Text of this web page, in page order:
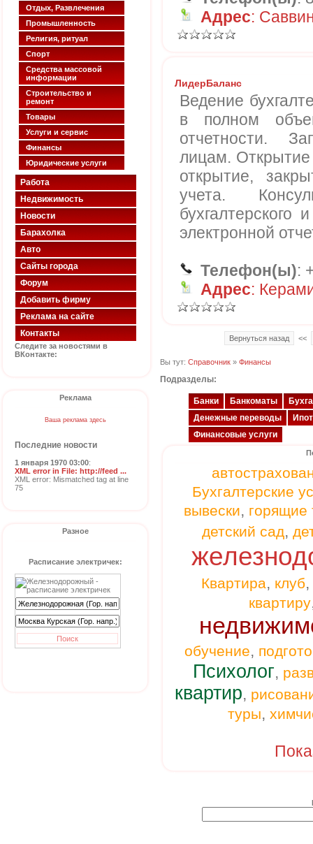
Отдых, Развлечения
Промышленность
Религия, ритуал
Спорт
Средства массовой
информации
Строительство и
ремонт
Товары
Услуги и сервис
Финансы
Юридические услуги
Работа
Недвижимость
Новости
Барахолка
Авто
Сайты города
Форум
Добавить фирму
Реклама на сайте
Контакты
Следите за новостями в
ВКонтакте:
Реклама
Ваша реклама здесь
Последние новости
1 января 1970 03:00:
XML error in File: http://feed ...
XML error: Mismatched tag at line
75
Разное
Расписание электричек:
Адрес:
ЛидерБаланс
Ведение
в полном
отчетности.
лицам.
открытие,
учета.
бухгалтерского
электронной
Телефон(ы):
Адрес:
Вернуться назад <<
Вы тут: Справочник » Финансы
Подразделы:
Банки Банкоматы
Денежные переводы
Финансовые услуги
Бухгалтерские
вывески, горящие
детский сад,
Квартира, клуб,
квартиру
обучение,
Психолог,
квартир,
туры,